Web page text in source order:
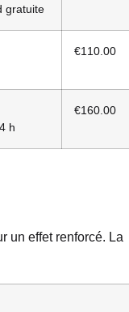
gratuite
€110.00
h
€160.00
un effet renforcé. La